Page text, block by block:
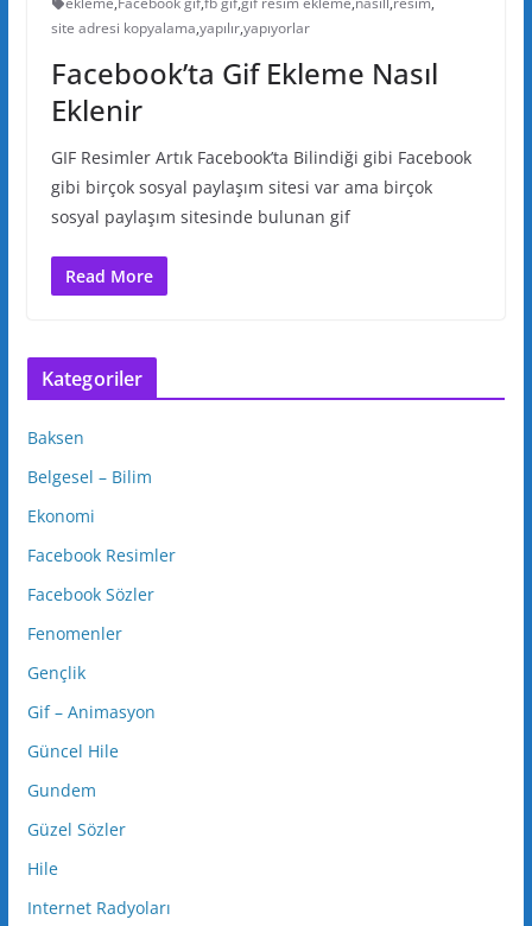
site adresi kopyalama,yapılır,yapıyorlar
Facebook’ta Gif Ekleme Nasıl
Eklenir
GIF Resimler Artık Facebook’ta Bilindiği gibi Facebook
gibi birçok sosyal paylaşım sitesi var ama birçok
sosyal paylaşım sitesinde bulunan gif
Read More
Kategoriler
Baksen
Belgesel – Bilim
Ekonomi
Facebook Resimler
Facebook Sözler
Fenomenler
Gençlik
Gif – Animasyon
Güncel Hile
Gundem
Güzel Sözler
Hile
Internet Radyoları